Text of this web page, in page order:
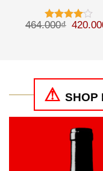
Được
464.000₫ Giá
SHOP